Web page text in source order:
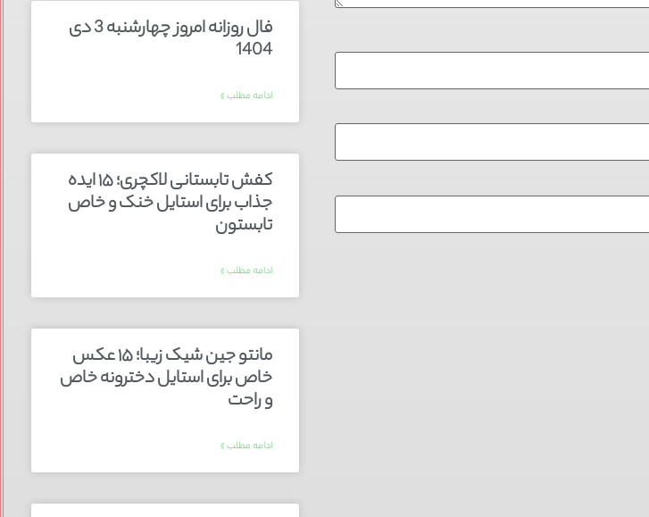
فال روزانه امروز چهارشنبه 3 دی
1404
ادامه مطلب »
کفش تابستانی لاکچری؛ ۱۵ ایده‌
جذاب برای استایل خنک و خاص
تابستون
ادامه مطلب »
مانتو جین شیک زیبا؛ ۱۵ عکس
خاص برای استایل دخترونه خاص
و راحت
ادامه مطلب »